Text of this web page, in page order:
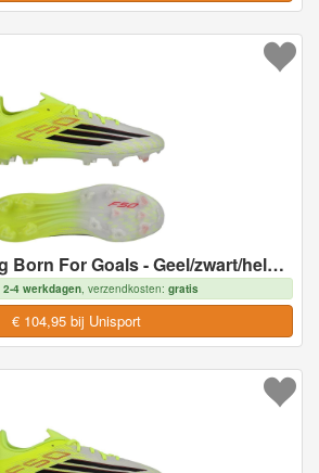
adidas F50 Pro Fg Born For Goals - Geel/zwart/helder Rood - Natuurgras (Fg), maat 46
2-4 werkdagen, verzendkosten: gratis
€ 104,95 bij Unisport